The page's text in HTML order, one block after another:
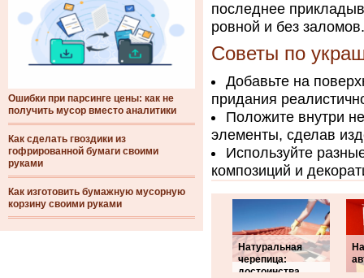
Ошибки при парсинге цены: как не
получить мусор вместо аналитики
Как сделать гвоздики из
гофрированной бумаги своими
руками
Как изготовить бумажную мусорную
корзину своими руками
последнее
ровной и без заломов.
Советы по
Добавьте на
придания
Положите внутри
элементы, сделав
Используйте
композиций и
Натуральная
черепица:
достоинства